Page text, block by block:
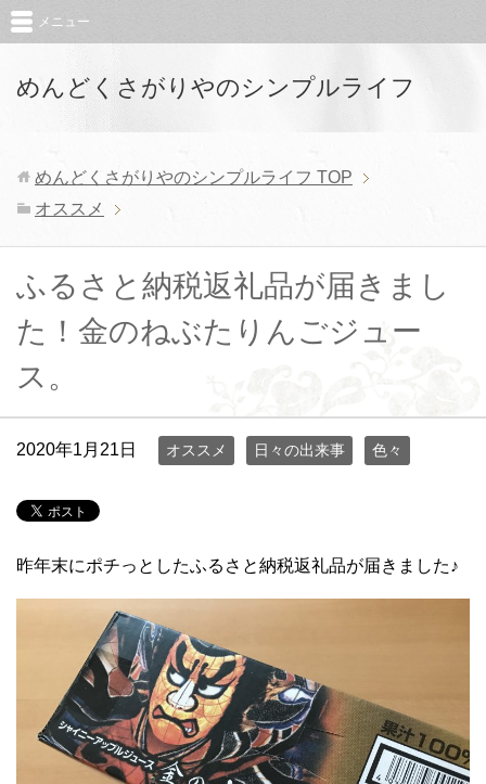
めんどくさがりやのシンプルライフ
メニュー
めんどくさがりやのシンプルライフ TOP
オススメ
ふるさと納税返礼品が届きまし
た！金のねぶたりんごジュー
ス。
2020年1月21日 オススメ 日々の出来事 色々
昨年末にポチっとしたふるさと納税返礼品が届きました♪